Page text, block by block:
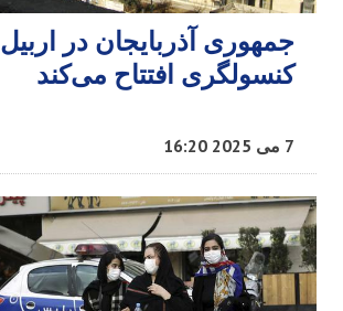
جمهوری آذربایجان در اربیل
کنسولگری افتتاح می‌کند
7 می 2025 16:20